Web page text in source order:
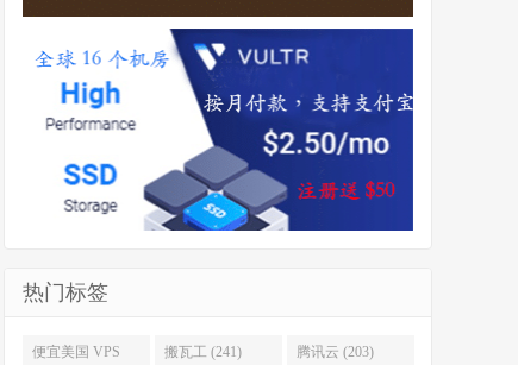
热门标签
便宜美国 VPS 搬瓦工 (241) 腾讯云 (203)